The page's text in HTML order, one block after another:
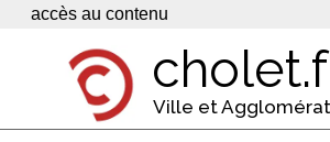
Panneau de gestion des cookies
accès au contenu
Ville et